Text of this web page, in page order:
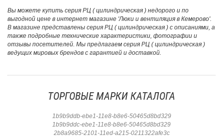
Вы можете купить серия РЦ ( цилиндрическая ) недорого и по
выгодной цене в интернет магазине 'Люки и вентиляция в Кемерово'.
В магазине представлены серия РЦ ( цилиндрическая ) с описаниями, а
также подробные технические характеристики, фотографии и
отзывы посетителей. Мы предлагаем серия РЦ ( цилиндрическая )
ведущих мировых брендов с гарантией и доставкой.
ТОРГОВЫЕ МАРКИ КАТАЛОГА
1b9b9ddb-ebe1-11e8-b8e6-50465d8bd329
1b9b9ddc-ebe1-11e8-b8e6-50465d8bd329
2b8a9685-2101-11ed-a215-0211322afe3c